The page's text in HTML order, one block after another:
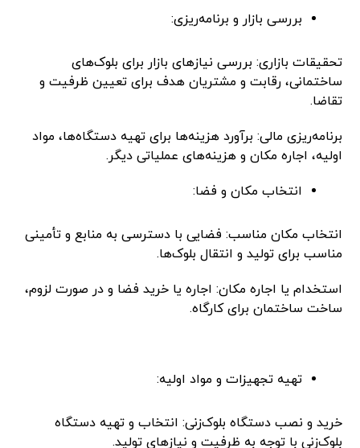
بررسی بازار و برنامه‌ریزی:
تحقیقات بازاری: بررسی نیازهای بازار برای بلوک‌های
ساختمانی، رقابت و مشتریان هدف برای تعیین ظرفیت و
تقاضا.
برنامه‌ریزی مالی: برآورد هزینه‌ها برای تهیه دستگاه‌ها، مواد
اولیه، اجاره مکان و هزینه‌های عملیاتی دیگر.
انتخاب مکان و فضا:
انتخاب مکان مناسب: فضایی با دسترسی به منابع و تأمینی
مناسب برای تولید و انتقال بلوک‌ها.
استخدام یا اجاره مکان: اجاره یا خرید فضا و در صورت لزوم،
ساخت ساختمان برای کارگاه.
تهیه تجهیزات و مواد اولیه:
خرید و نصب دستگاه بلوک‌زنی: انتخاب و تهیه دستگاه
بلوک‌زنی با توجه به ظرفیت و نیازهای تولید.